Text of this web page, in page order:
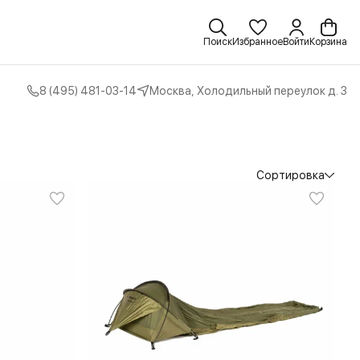
ПоискИзбранноеВойти Корзина
8 (495) 481-03-14 Москва, Холодильный переулок д. 3
Сортировка